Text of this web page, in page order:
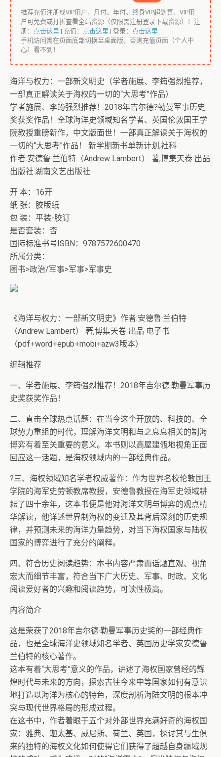
推荐充值注册成VIP用户，月付、年付、终身VIP超划算，VIP用
户可免费或打折查看全站资源（仅限需注册登录下载资源）！注
册：
点击这里 | 充值： 点击这里 | 登录：
点击这里
手机访问需在页面底部切换至桌面版，否则充值页面（个人中
心）看不到！
海洋与权力：一部新文明史（学者施展、李筠强烈推荐，
一部真正解读关于海权的一切的“大思考”作品）
学者施展、李筠强烈推荐！2018年吉尔德?勒曼军事历史
奖获奖作品！全球海洋史领域知名学者、英国伦敦国王学
院教授重磅新作，中文版面世！一部真正解读关于海权的
一切的“大思考”作品！ 新学期新书单新计划,社科
作者:安德鲁·兰伯特（Andrew Lambert） 著,博集天卷 出品
出版社:湖南文艺出版社
开 本：16开
纸 张：胶版纸
包 装：平装-胶订
是否套装：否
国际标准书号ISBN：9787572600470
所属分类：
图书>政治/军事>军事>军事史
《海洋与权力：一部新文明史》作者:安德鲁·兰伯特
（Andrew Lambert） 著,博集天卷 出品 电子书
（pdf+word+epub+mobi+azw3版本）
编辑推荐
一、学者施展、李筠强烈推荐！2018年吉尔德·勒曼军事历
史奖获奖作品！
二、直击全球热点话题：在当今这个开放的、科技的、全
球势力重组的时代，理解海洋文明和与之息息相关的制海
博弈有着至关重要的意义。本书则以高屋建瓴地视角正面
回应这一话题，是海权领域内的一部经典作品。
?三、海权领域知名学者权威著作：作为世界名校伦敦国王
学院的海军史劳顿教席教授，安德鲁教授在海军史领域耕
耘了四十余年，这本书便是他对海洋文明与博弈的观点精
华解读，他详述世界制海权的变迁及其背后深刻的历史规
律，并预测未来的海洋力量趋势，对当下海权国家与陆权
国家的博弈进行了充分的阐释。
四、符合历史阅读趋势：本书内容严肃而话题直观、视角
宏大而细节丰富，符合当下广大历史、军事、时政、文化
阅读爱好者的兴趣和阅读趋势，可读性极高。
内容简介
这是荣获了2018年吉尔德·勒曼军事历史奖的一部经典作
品，也是全球海洋史领域知名学者、英国历史学家安德鲁·
兰伯特的核心著作。
这本有着“大思考”意义的作品，讲述了海权国家曾经的辉
煌时代与未来的方向，探索古往今来中等国家如何有意识
地打造以海洋为核心的特色，深度剖析海陆文明的根本冲
突与现代世界格局的形成过程。
在这书中，作者着眼于五个对外部世界充满好奇的海权国
家：雅典、迦太基、威尼斯、荷兰、英国，探讨其与生俱
来的独特的海权文化如何使得它们获得了超越自身疆域规